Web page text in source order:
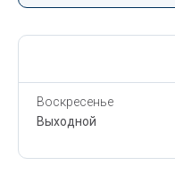
Воскресенье
Выходной